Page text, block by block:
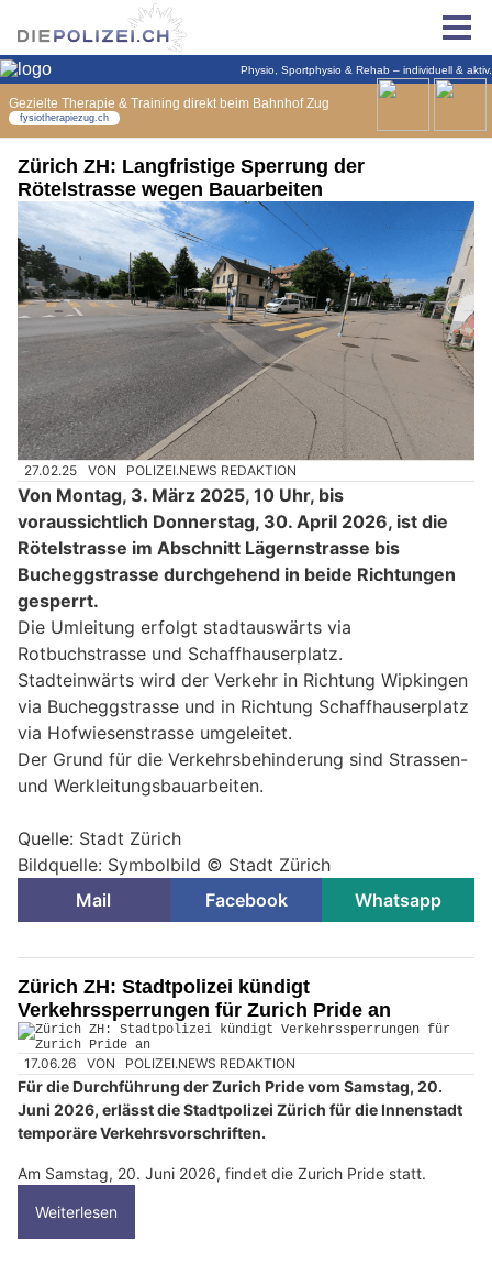
Zürich ZH: Langfristige Sperrung der
Rötelstrasse wegen Bauarbeiten
27.02.25 VON POLIZEI.NEWS REDAKTION
Von Montag, 3. März 2025, 10 Uhr, bis
voraussichtlich Donnerstag, 30. April 2026, ist die
Rötelstrasse im Abschnitt Lägernstrasse bis
Bucheggstrasse durchgehend in beide Richtungen
gesperrt.
Die Umleitung erfolgt stadtauswärts via
Rotbuchstrasse und Schaffhauserplatz.
Stadteinwärts wird der Verkehr in Richtung Wipkingen
via Bucheggstrasse und in Richtung Schaffhauserplatz
via Hofwiesenstrasse umgeleitet.
Der Grund für die Verkehrsbehinderung sind Strassen-
und Werkleitungsbauarbeiten.
Quelle: Stadt Zürich
Bildquelle: Symbolbild © Stadt Zürich
Mail
Facebook Whatsapp
Zürich ZH: Stadtpolizei kündigt
Verkehrssperrungen für Zurich Pride an
17.06.26 VON POLIZEI.NEWS REDAKTION
Für die Durchführung der Zurich Pride vom Samstag, 20.
Juni 2026, erlässt die Stadtpolizei Zürich für die Innenstadt
temporäre Verkehrsvorschriften.
Am Samstag, 20. Juni 2026, findet die Zurich Pride statt.
Weiterlesen